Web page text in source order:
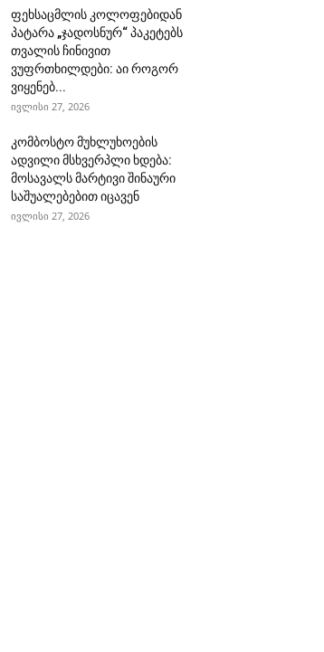
ფეხსაცმლის კოლოფებიდან
პატარა „ჯადოსნურ“ პაკეტებს
თვალის ჩინივით
ვუფრთხილდები: აი როგორ
ვიყენებ...
ივლისი 27, 2026
კომბოსტო მუხლუხოების
ადვილი მსხვერპლი ხდება:
მოსავალს მარტივი შინაური
საშუალებებით იცავენ
ივლისი 27, 2026